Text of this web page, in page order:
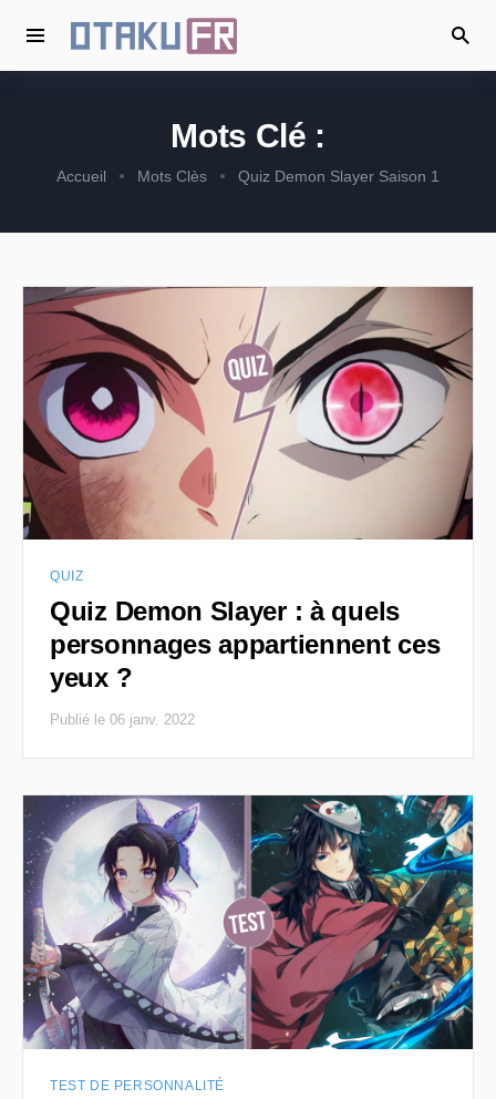
Mots Clé :
Accueil Mots Clès Quiz Demon Slayer Saison 1
QUIZ
Quiz Demon Slayer : à quels
personnages appartiennent ces
yeux ?
Publié le 06 janv. 2022
TEST DE PERSONNALITÉ